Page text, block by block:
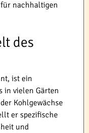
nachhaltigen
des
ist ein
in vielen Gärten
Kohlgewächse
er spezifische
und